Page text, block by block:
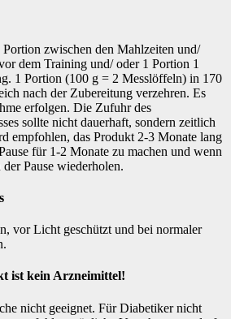
zwischen den Mahlzeiten und/
dem Training und/ oder 1 Portion 1
1 Portion (100 g = 2 Messlöffeln) in 170
nach der Zubereitung verzehren. Es
erfolgen. Die Zufuhr des
sollte nicht dauerhaft, sondern zeitlich
empfohlen, das Produkt 2-3 Monate lang
für 1-2 Monate zu machen und wenn
Pause wiederholen.
vor Licht geschützt und bei normaler
ist kein Arzneimittel!
nicht geeignet. Für Diabetiker nicht